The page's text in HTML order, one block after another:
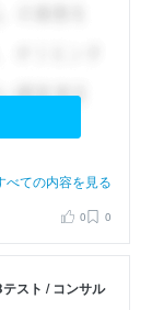
べての内容を見る
0 0
スト / コンサル